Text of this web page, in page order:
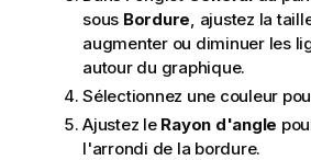
sous Bordure , ajustez la
augmenter ou diminuer les
autour du graphique.
Sélectionnez une couleur
Ajustez le Rayon d'angle
l'arrondi de la bordure.